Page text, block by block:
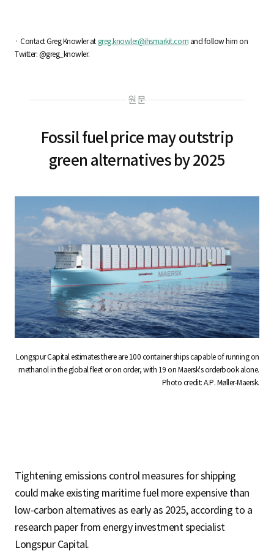
· Contact Greg Knowler at greg.knowler@ihsmarkit.com and follow him on
Twitter: @greg_knowler.
원문
Fossil fuel price may outstrip
green alternatives by 2025
Longspur Capital estimates there are 100 container ships capable of running on
methanol in the global fleet or on order, with 19 on Maersk's orderbook alone.
Photo credit: A.P. Møller-Maersk.
Tightening emissions control measures for shipping
could make existing maritime fuel more expensive than
low-carbon alternatives as early as 2025, according to a
research paper from energy investment specialist
Longspur Capital.